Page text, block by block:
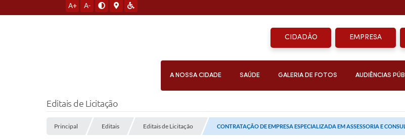
CIDADÃO EMPRESA
A+ A-
A NOSSA CIDADE SAÚDE GALERIA DE FOTOS AUDIÊNCIAS
Editais de Licitação
Principal Editais Editais de Licitação CONTRATAÇÃO DE EMPRESA ESPECIALIZADA EM ASSESSORIA E